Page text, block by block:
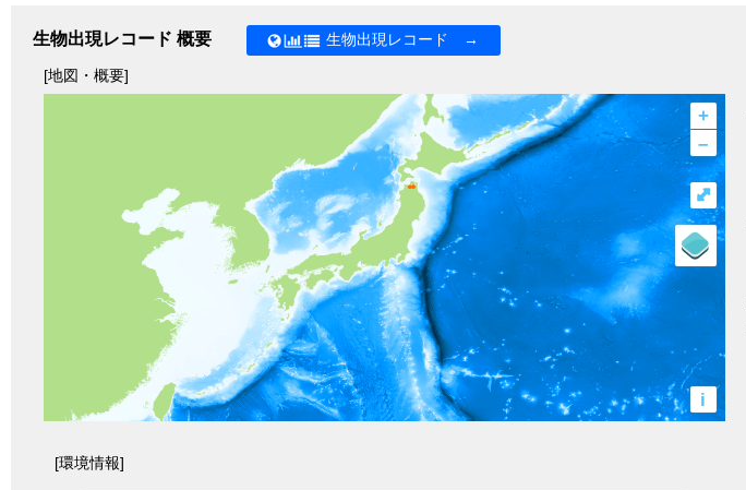
生物出現レコード 概要 生物出現レコード →
[地図・概要]
+
–
i
⤢
[環境情報]